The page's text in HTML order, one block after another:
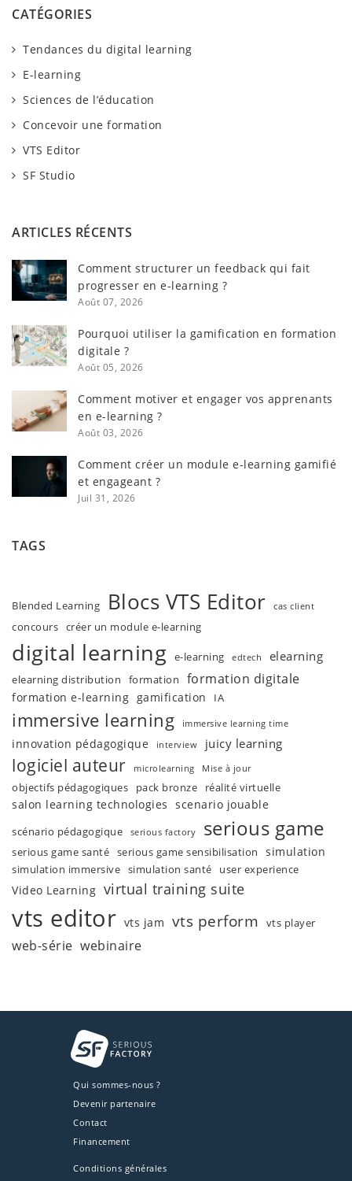
e
c
h
CATÉGORIES
Tendances du digital learning
E-learning
Sciences de l’éducation
Concevoir une formation
VTS Editor
SF Studio
ARTICLES RÉCENTS
Comment structurer un feedback qui fait
progresser en e-learning ?
Août 07, 2026
Pourquoi utiliser la gamification en formation
digitale ?
Août 05, 2026
Comment motiver et engager vos apprenants
en e-learning ?
Août 03, 2026
Comment créer un module e-learning gamifié
et engageant ?
Juil 31, 2026
TAGS
Blended Learning Blocs VTS Editor cas client
concours créer un module e-learning
digital learning e-learning edtech elearning
elearning distribution formation formation digitale
formation e-learning gamification IA
immersive learning immersive learning time
innovation pédagogique interview juicy learning
logiciel auteur microlearning Mise à jour
objectifs pédagogiques pack bronze réalité virtuelle
salon learning technologies scenario jouable
scénario pédagogique serious factory serious game
serious game santé serious game sensibilisation simulation
simulation immersive simulation santé user experience
Video Learning virtual training suite
vts editor vts jam vts perform vts player
web-série webinaire
Qui sommes-nous ?
Devenir partenaire
Contact
Financement
Conditions générales